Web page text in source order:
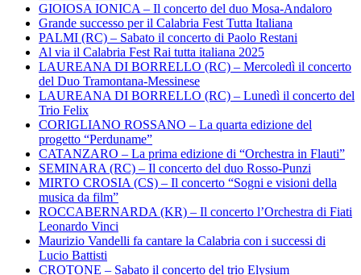
GIOIOSA IONICA – Il concerto del duo Mosa-Andaloro
Grande successo per il Calabria Fest Tutta Italiana
PALMI (RC) – Sabato il concerto di Paolo Restani
Al via il Calabria Fest Rai tutta italiana 2025
LAUREANA DI BORRELLO (RC) – Mercoledì il concerto
del Duo Tramontana-Messinese
LAUREANA DI BORRELLO (RC) – Lunedì il concerto del
Trio Felix
CORIGLIANO ROSSANO – La quarta edizione del
progetto “Perduname”
CATANZARO – La prima edizione di “Orchestra in Flauti”
SEMINARA (RC) – Il concerto del duo Rosso-Punzi
MIRTO CROSIA (CS) – Il concerto “Sogni e visioni della
musica da film”
ROCCABERNARDA (KR) – Il concerto l’Orchestra di Fiati
Leonardo Vinci
Maurizio Vandelli fa cantare la Calabria con i successi di
Lucio Battisti
CROTONE – Sabato il concerto del trio Elysium